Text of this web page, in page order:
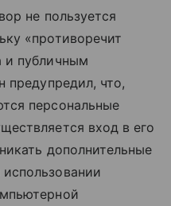
не пользуется
«противоречит
и публичным
предупредил, что,
персональные
вход в его
дополнительные